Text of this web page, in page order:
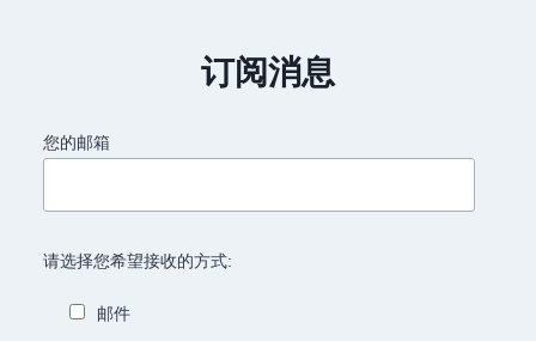
数
订阅消息
您的邮箱
请选择您希望接收的方式:
邮件